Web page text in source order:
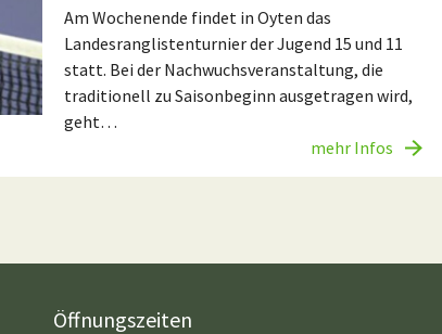
Am Wochenende findet in Oyten das
Landesranglistenturnier der Jugend 15 und 11
statt. Bei der Nachwuchsveranstaltung, die
traditionell zu Saisonbeginn ausgetragen wird,
geht…
mehr Infos
Öffnungszeiten